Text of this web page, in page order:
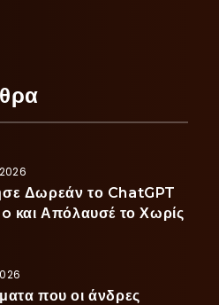
Δωρεάν το ChatGPT
και Απόλαυσέ το Χωρίς
που οι άνδρες